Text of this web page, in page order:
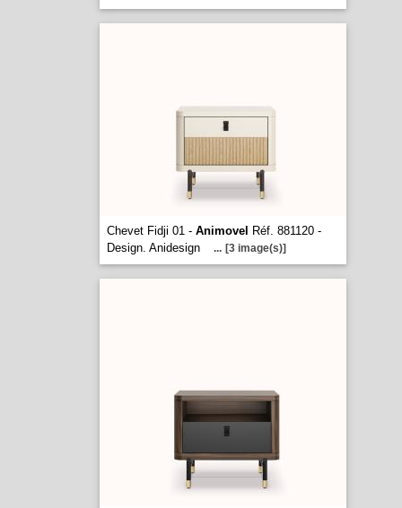
Chevet Fidji 01 - Animovel
Réf. 881120 -
Design. Anidesign
... [3 image(s)]